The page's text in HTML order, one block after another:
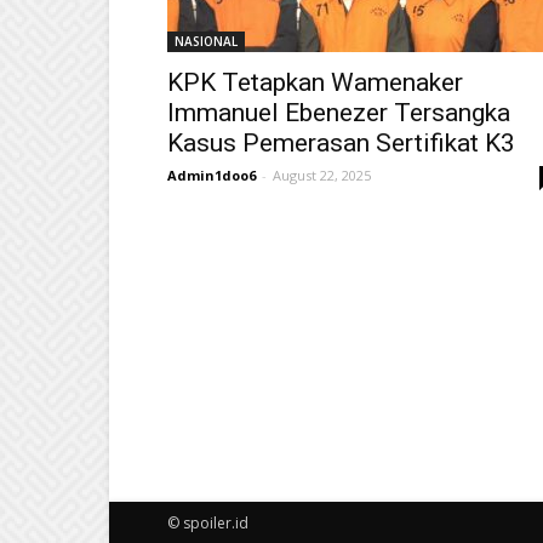
NASIONAL
KPK Tetapkan Wamenaker
Immanuel Ebenezer Tersangka
Kasus Pemerasan Sertifikat K3
Admin1doo6 - August 22, 2025
© spoiler.id